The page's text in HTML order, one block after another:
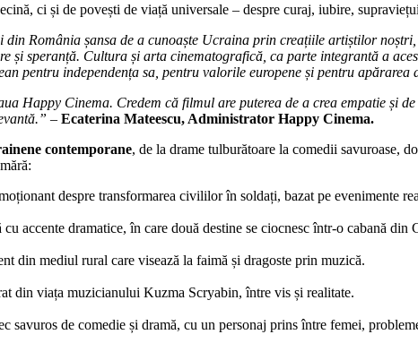
ci și de povești de viață universale – despre curaj, iubire,
România șansa de a cunoaște Ucraina prin creațiile artiștilor
și speranță. Cultura și arta cinematografică, ca parte integrantă a
pentru independența sa, pentru valorile europene și pentru apărarea
Happy Cinema. Credem că filmul are puterea de a crea empatie
– Ecaterina Mateescu, Administrator Happy Cinema.
contemporane, de la drame tulburătoare la comedii savuroase,
despre transformarea civililor în soldați, bazat pe evenimente
accente dramatice, în care două destine se ciocnesc într-o cabană din
din mediul rural care visează la faimă și dragoste prin muzică.
din viața muzicianului Kuzma Scryabin, între vis și realitate.
savuros de comedie și dramă, cu un personaj prins între femei,